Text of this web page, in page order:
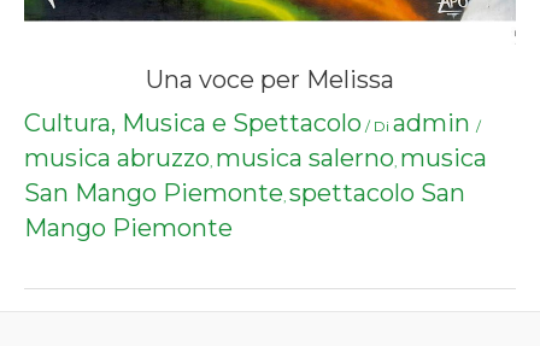
Una voce per Melissa
Cultura, Musica e Spettacolo / Di admin /
musica abruzzo, musica salerno, musica
San Mango Piemonte, spettacolo San
Mango Piemonte